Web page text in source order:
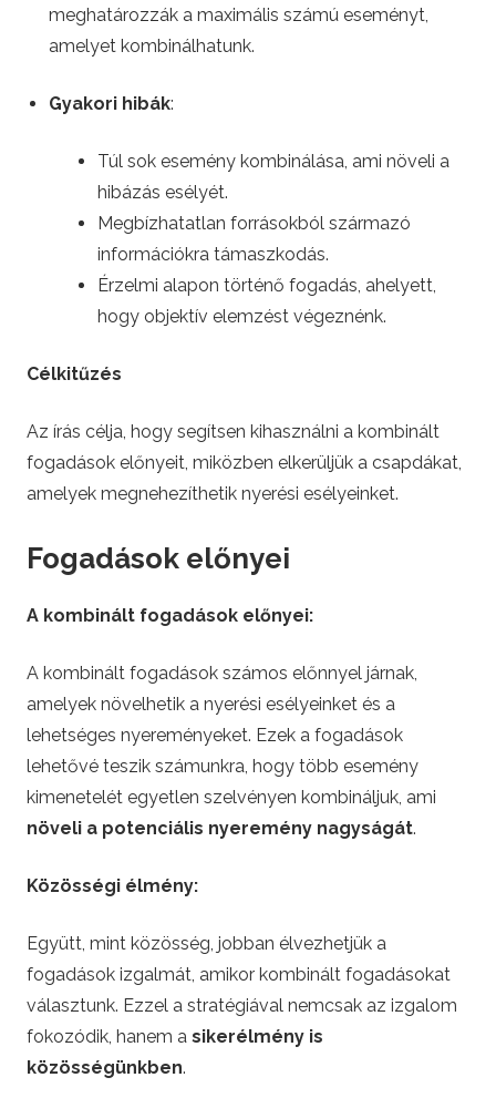
e
t
meghatározzák a maximális számú eseményt,
amelyet kombinálhatunk.
Gyakori hibák:
Túl sok esemény kombinálása, ami növeli a
hibázás esélyét.
Megbízhatatlan forrásokból származó
információkra támaszkodás.
Érzelmi alapon történő fogadás, ahelyett,
hogy objektív elemzést végeznénk.
Célkitűzés
Az írás célja, hogy segítsen kihasználni a kombinált
fogadások előnyeit, miközben elkerüljük a csapdákat,
amelyek megnehezíthetik nyerési esélyeinket.
Fogadások előnyei
A kombinált fogadások előnyei:
A kombinált fogadások számos előnnyel járnak,
amelyek növelhetik a nyerési esélyeinket és a
lehetséges nyereményeket. Ezek a fogadások
lehetővé teszik számunkra, hogy több esemény
kimenetelét egyetlen szelvényen kombináljuk, ami
növeli a potenciális nyeremény nagyságát.
Közösségi élmény:
Együtt, mint közösség, jobban élvezhetjük a
fogadások izgalmát, amikor kombinált fogadásokat
választunk. Ezzel a stratégiával nemcsak az izgalom
fokozódik, hanem a sikerélmény is
közösségünkben.